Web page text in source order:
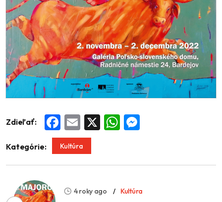
Zdieľať: Facebook
Email WhatsApp
Kategórie: Kultúra
4 roky ago Kultúra